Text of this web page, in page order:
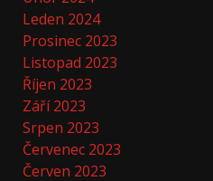
Leden 2024
Prosinec 2023
Listopad 2023
Říjen 2023
Září 2023
Srpen 2023
Červenec 2023
Červen 2023